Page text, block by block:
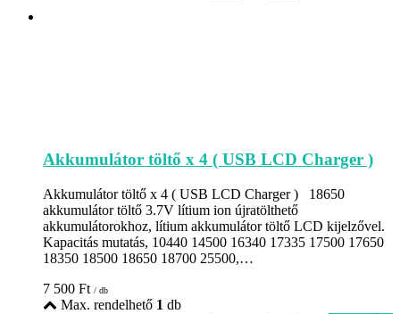
Akkumulátor töltő x 4 ( USB LCD Charger )
Akkumulátor töltő x 4 ( USB LCD Charger ) 18650
akkumulátor töltő 3.7V lítium ion újratölthető
akkumulátorokhoz, lítium akkumulátor töltő LCD kijelzővel.
Kapacitás mutatás, 10440 14500 16340 17335 17500 17650
18350 18500 18650 18700 25500,…
7 500 Ft / db
Max. rendelhető 1 db